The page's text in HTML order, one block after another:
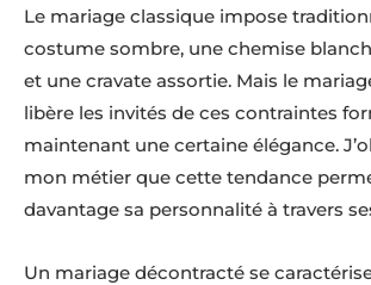
Le mariage classique impose
costume sombre, une chemise
et une cravate assortie. Mais le
libère les invités de ces contraintes
maintenant une certaine élégance.
mon métier que cette tendance
davantage sa personnalité à travers
Un mariage décontracté se